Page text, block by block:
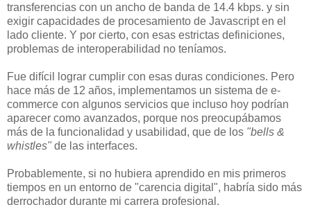
transferencias con un ancho de banda de 14.4 kbps. y sin
exigir capacidades de procesamiento de Javascript en el
lado cliente. Y por cierto, con esas estrictas definiciones,
problemas de interoperabilidad no teníamos.
Fue difícil lograr cumplir con esas duras condiciones. Pero
hace más de 12 años, implementamos un sistema de e-
commerce con algunos servicios que incluso hoy podrían
aparecer como avanzados, porque nos preocupábamos
más de la funcionalidad y usabilidad, que de los "bells &
whistles" de las interfaces.
Probablemente, si no hubiera aprendido en mis primeros
tiempos en un entorno de "carencia digital", habría sido más
derrochador durante mi carrera profesional.